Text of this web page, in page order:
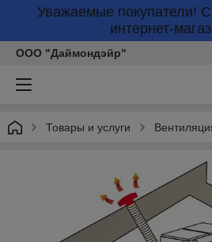
Уважаемые покупатели!
интернет-
ООО "Даймондэйр"
Товары и услуги